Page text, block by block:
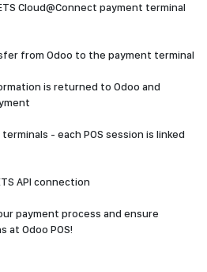
Cloud@Connect payment terminal
from Odoo to the payment terminal
is returned to Odoo and
- each POS session is linked
API connection
payment process and ensure
at Odoo POS!